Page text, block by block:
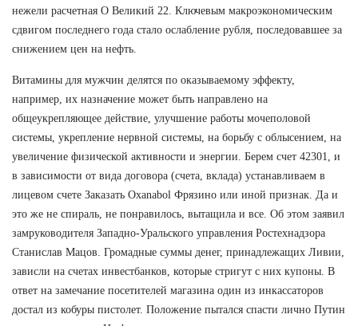
нежели расчетная О Великий 22. Ключевым макроэкономическим
сдвигом последнего года стало ослабление рубля, последовавшее за
снижением цен на нефть.
Витамины для мужчин делятся по оказываемому эффекту,
например, их назначение может быть направлено на
общеукрепляющее действие, улучшение работы мочеполовой
системы, укрепление нервной системы, на борьбу с облысением, на
увеличение физической активности и энергии. Берем счет 42301, и
в зависимости от вида договора (счета, вклада) устанавливаем в
лицевом счете Заказать Oxanabol Фрязино или иной признак. Да и
это же не спираль, не понравилось, вытащила и все. Об этом заявил
замруководителя Западно-Уральского управления Ростехнадзора
Станислав Мацов. Громадные суммы денег, принадлежащих Ливии,
зависли на счетах инвестбанков, которые стригут с них купоны. В
ответ на замечание посетителей магазина один из инкассаторов
достал из кобуры пистолет. Положение пытался спасти лично Путин